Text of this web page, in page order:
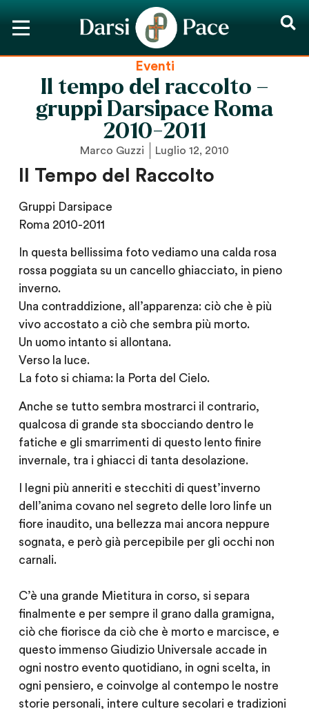
Eventi
Il tempo del raccolto –
gruppi Darsipace Roma
2010-2011
Marco Guzzi Luglio 12, 2010
Il Tempo del Raccolto
Gruppi Darsipace
Roma 2010-2011
In questa bellissima foto vediamo una calda rosa
rossa poggiata su un cancello ghiacciato, in pieno
inverno.
Una contraddizione, all’apparenza: ciò che è più
vivo accostato a ciò che sembra più morto.
Un uomo intanto si allontana.
Verso la luce.
La foto si chiama: la Porta del Cielo.
Anche se tutto sembra mostrarci il contrario,
qualcosa di grande sta sbocciando dentro le
fatiche e gli smarrimenti di questo lento finire
invernale, tra i ghiacci di tanta desolazione.
I legni più anneriti e stecchiti di quest’inverno
dell’anima covano nel segreto delle loro linfe un
fiore inaudito, una bellezza mai ancora neppure
sognata, e però già percepibile per gli occhi non
carnali.
C’è una grande Mietitura in corso, si separa
finalmente e per sempre il grano dalla gramigna,
ciò che fiorisce da ciò che è morto e marcisce, e
questo immenso Giudizio Universale accade in
ogni nostro evento quotidiano, in ogni scelta, in
ogni pensiero, e coinvolge al contempo le nostre
storie personali, intere culture secolari e tradizioni